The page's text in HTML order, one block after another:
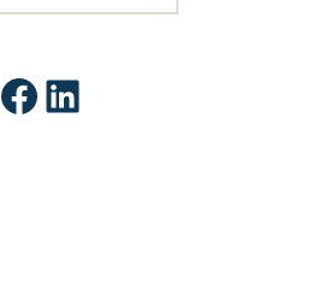
Facebook
LinkedIn